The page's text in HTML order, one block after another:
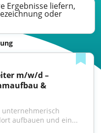
Ergebnisse liefern,
oder
m/w/d –
&
aufbauen und ein...